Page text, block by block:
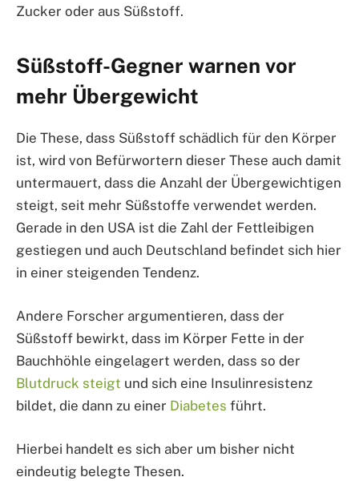
Zucker oder aus Süßstoff.
Süßstoff-Gegner warnen vor
mehr Übergewicht
Die These, dass Süßstoff schädlich für den Körper
ist, wird von Befürwortern dieser These auch damit
untermauert, dass die Anzahl der Übergewichtigen
steigt, seit mehr Süßstoffe verwendet werden.
Gerade in den USA ist die Zahl der Fettleibigen
gestiegen und auch Deutschland befindet sich hier
in einer steigenden Tendenz.
Andere Forscher argumentieren, dass der
Süßstoff bewirkt, dass im Körper Fette in der
Bauchhöhle eingelagert werden, dass so der
Blutdruck steigt und sich eine Insulinresistenz
bildet, die dann zu einer Diabetes führt.
Hierbei handelt es sich aber um bisher nicht
eindeutig belegte Thesen.